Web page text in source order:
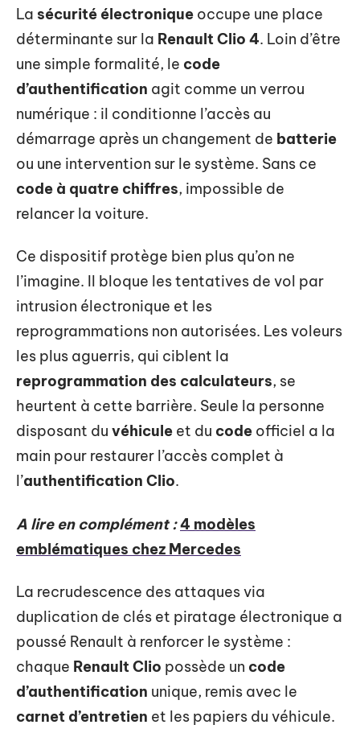
La sécurité électronique occupe une place
déterminante sur la Renault Clio 4. Loin d’être
une simple formalité, le code
d’authentification agit comme un verrou
numérique : il conditionne l’accès au
démarrage après un changement de batterie
ou une intervention sur le système. Sans ce
code à quatre chiffres, impossible de
relancer la voiture.
Ce dispositif protège bien plus qu’on ne
l’imagine. Il bloque les tentatives de vol par
intrusion électronique et les
reprogrammations non autorisées. Les voleurs
les plus aguerris, qui ciblent la
reprogrammation des calculateurs, se
heurtent à cette barrière. Seule la personne
disposant du véhicule et du code officiel a la
main pour restaurer l’accès complet à
l’authentification Clio.
A lire en complément :4 modèles
emblématiques chez Mercedes
La recrudescence des attaques via
duplication de clés et piratage électronique a
poussé Renault à renforcer le système :
chaque Renault Clio possède un code
d’authentification unique, remis avec le
carnet d’entretien et les papiers du véhicule.